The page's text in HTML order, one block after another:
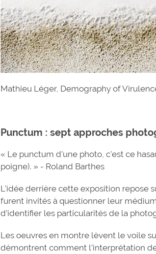
Mathieu Léger, Demography of
Punctum : sept approches
« Le punctum d'une photo, c'est ce
poigne). » - Roland Barthes
L'idée derrière cette exposition repose
furent invités à questionner leur
d’identifier les particularités de la
Les oeuvres en montre lèvent le voile
démontrent comment l’interprétation